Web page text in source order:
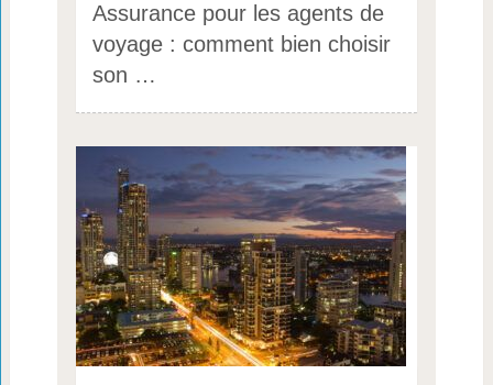
Assurance pour les agents de
voyage : comment bien choisir
son …